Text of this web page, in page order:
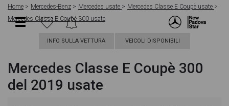
Home Mercedes-Benz Mercedes usate
Mercedes Classe E Coupè usate
Mercedes Classe E Coupè 300 usate
INFO SULLA VETTURA VEICOLI DISPONIBILI
Mercedes Classe E Coupè 300
del 2019 usate